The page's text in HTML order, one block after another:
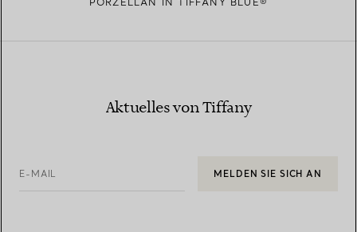
Aktuelles von Tiffany
E-MAIL MELDEN SIE SICH AN